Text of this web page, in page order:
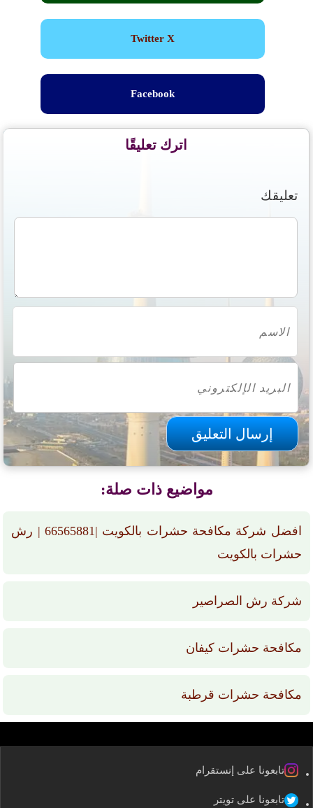
Twitter X
Facebook
اترك تعليقًا
تعليقك
مواضيع ذات صلة:
افضل شركة مكافحة حشرات بالكويت |66565881 | رش
حشرات بالكويت
شركة رش الصراصير
مكافحة حشرات كيفان
مكافحة حشرات قرطبة
تابعونا على إنستقرام
تابعونا على تويتر